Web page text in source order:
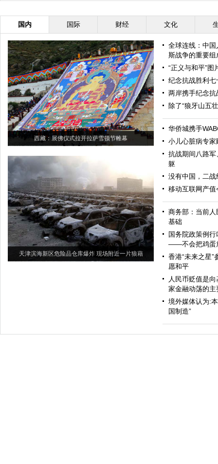
国内 国际 财经 文化
西藏：展佛仪式拉开拉萨雪顿节帷幕
天津滨海新区危险品仓库爆炸 现场附近一片狼藉
全球连线：中
斯战争的重要组
“正义与和平”图
纪念抗战胜利
两岸携手纪念
除了“狼牙山五
华侨城携手
小儿心脏病专家
抗战期间八路
躯
没有中国，二
移动互联网产
商务部：当前
基础
国务院政策例
——不会把鸡蛋
香港“未来之星
愿和平
人民币贬值是
家金融动荡的主
境外媒体认为:
国制造”